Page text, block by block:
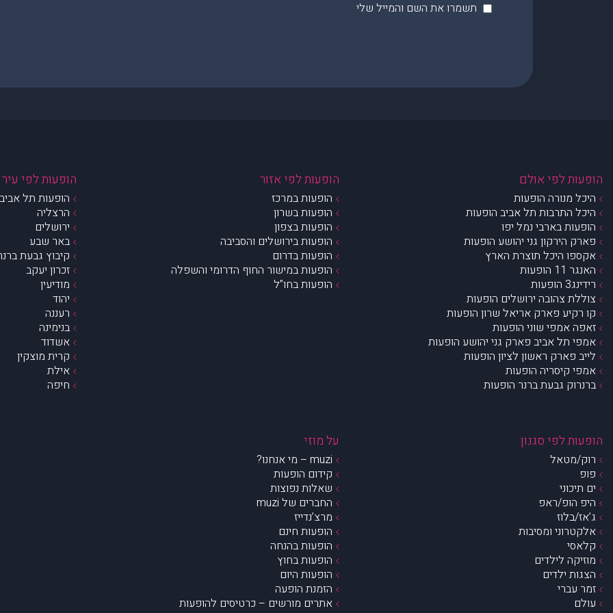
תשמרו את השם והמייל שלי
הופעות לפי אולם
היכל מנורה הופעות
היכל התרבות תל אביב הופעות
הופעות בארבי נמל יפו
פארק הירקון גני יהושע הופעות
אקספו היכל תוצרת הארץ
האנגר 11 הופעות
רידינג3 הופעות
צוללת צהובה ירושלים הופעות
קו רקיע פארק אריאל שרון הופעות
זאפה אמפי שוני הופעות
אמפי תל אביב פארק גני יהושע הופעות
לייב פארק ראשון לציון הופעות
אמפי קיסריה הופעות
ברנרוק גבעת ברנר הופעות
הופעות לפי אזור
הופעות במרכז
הופעות בשרון
הופעות בצפון
הופעות בירושלים והסביבה
הופעות בדרום
הופעות במישור החוף הדרומי והשפלה
הופעות בחו”ל
הופעות לפי עיר
הופעות תל
הרצליה
ירושלים
באר שבע
קיבוץ גבעת
זכרון יעקב
מודיעין
יהוד
רעננה
בנימינה
אשדוד
קרית מוצקין
אילת
חיפה
הופעות לפי סגנון
רוק/מטאל
פופ
ים תיכוני
היפ הופ/ראפ
ג’אז/בלוז
אלקטרוני ומסיבות
קלאסי
מוזיקה לילדים
הצגות ילדים
זמר עברי
עולם
על מוזי
muzi – מי אנחנו?
קידום הופעות
שאלות נפוצות
החברים של muzi
מרצ’נדייז
הופעות חינם
הופעות בהנחה
הופעות בחוץ
הופעות היום
הזמנת הופעה
אתרים מורשים – כרטיסים להופעות